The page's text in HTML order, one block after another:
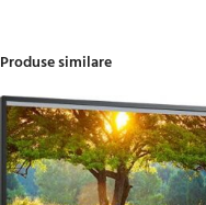
Produse similare